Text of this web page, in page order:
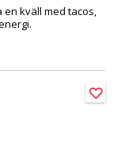
en kväll med tacos,